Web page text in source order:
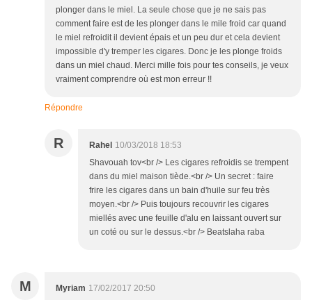
plonger dans le miel. La seule chose que je ne sais pas
comment faire est de les plonger dans le mile froid car quand
le miel refroidit il devient épais et un peu dur et cela devient
impossible d'y tremper les cigares. Donc je les plonge froids
dans un miel chaud. Merci mille fois pour tes conseils, je veux
vraiment comprendre où est mon erreur !!
Répondre
R Rahel 10/03/2018 18:53
Shavouah tov<br /> Les cigares refroidis se trempent
dans du miel maison tiède.<br /> Un secret : faire
frire les cigares dans un bain d'huile sur feu très
moyen.<br /> Puis toujours recouvrir les cigares
miellés avec une feuille d'alu en laissant ouvert sur
un coté ou sur le dessus.<br /> Beatslaha raba
M Myriam 17/02/2017 20:50